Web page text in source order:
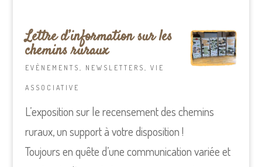
Lettre d’information sur les
chemins ruraux
EVÈNEMENTS , NEWSLETTERS , VIE
ASSOCIATIVE
L’exposition sur le recensement des chemins
ruraux, un support à votre disposition !
Toujours en quête d’une communication variée et